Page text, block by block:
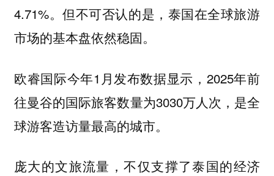
4.71%。但不可否认的是，泰国在全球旅游
市场的基本盘依然稳固。
欧睿国际今年1月发布数据显示，2025年前
往曼谷的国际旅客数量为3030万人次，是全
球游客造访量最高的城市。
庞大的文旅流量，不仅支撑了泰国的经济